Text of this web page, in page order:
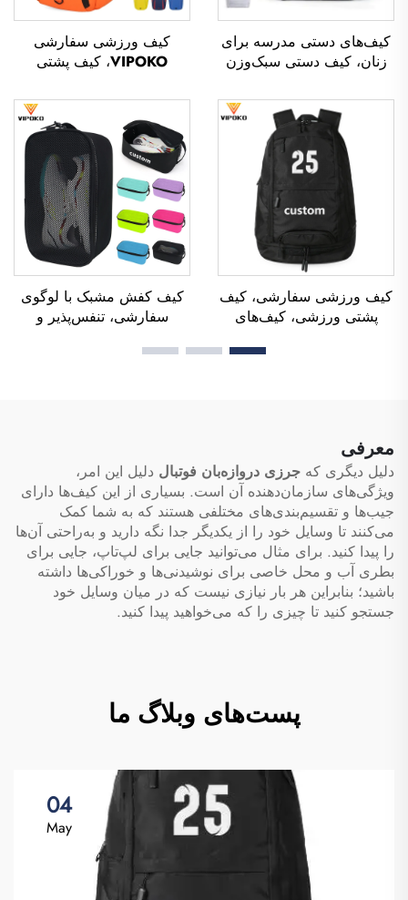
کیف‌های دستی مدرسه برای
زنان، کیف دستی سبک‌وزن
خانه، تفریح و مسافرت، کیف
دستی نرم برای ادارات، کیف
دستی ضدآب از جنس پلیستر
برای زنان شاغل
کیف ورزشی سفارشی
VIPOKO، کیف پشتی
لوگو، کیف ورزشی بسکتبال
راحت، کیف سفر بسکتبال
کیف ورزشی سفارشی، کیف
پشتی ورزشی، کیف‌های
پیاده‌روی، کیف پشتی
کیف کفش مشبک با لوگوی
سفارشی، تنفس‌پذیر و
سابلیمیشن، کیف نگهداری و
معرفی
دلیل دیگری که جرزی دروازه‌بان فوتبال دلیل این امر،
ویژگی‌های سازمان‌دهنده آن است. بسیاری از این کیف‌ها دارای
جیب‌ها و تقسیم‌بندی‌های مختلفی هستند که به شما کمک
می‌کنند تا وسایل خود را از یکدیگر جدا نگه دارید و به‌راحتی آن‌ها
را پیدا کنید. برای مثال می‌توانید جایی برای لپ‌تاپ، جایی برای
بطری آب و محل خاصی برای نوشیدنی‌ها و خوراکی‌ها داشته
باشید؛ بنابراین هر بار نیازی نیست که در میان وسایل خود
جستجو کنید تا چیزی را که می‌خواهید پیدا کنید.
پست‌های وبلاگ ما
04
May